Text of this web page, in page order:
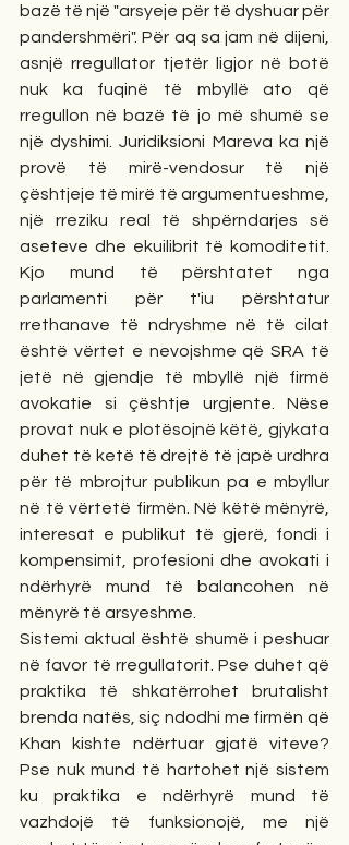
bazë të një "arsyeje për të dyshuar për
pandershmëri". Për aq sa jam në dijeni,
asnjë rregullator tjetër ligjor në botë
nuk ka fuqinë të mbyllë ato që
rregullon në bazë të jo më shumë se
një dyshimi. Juridiksioni Mareva ka një
provë të mirë-vendosur të një
çështjeje të mirë të argumentueshme,
një rreziku real të shpërndarjes së
aseteve dhe ekuilibrit të komoditetit.
Kjo mund të përshtatet nga
parlamenti për t'iu përshtatur
rrethanave të ndryshme në të cilat
është vërtet e nevojshme që SRA të
jetë në gjendje të mbyllë një firmë
avokatie si çështje urgjente. Nëse
provat nuk e plotësojnë këtë, gjykata
duhet të ketë të drejtë të japë urdhra
për të mbrojtur publikun pa e mbyllur
në të vërtetë firmën. Në këtë mënyrë,
interesat e publikut të gjerë, fondi i
kompensimit, profesioni dhe avokati i
ndërhyrë mund të balancohen në
mënyrë të arsyeshme.
Sistemi aktual është shumë i peshuar
në favor të rregullatorit. Pse duhet që
praktika të shkatërrohet brutalisht
brenda natës, siç ndodhi me firmën që
Khan kishte ndërtuar gjatë viteve?
Pse nuk mund të hartohet një sistem
ku praktika e ndërhyrë mund të
vazhdojë të funksionojë, me një